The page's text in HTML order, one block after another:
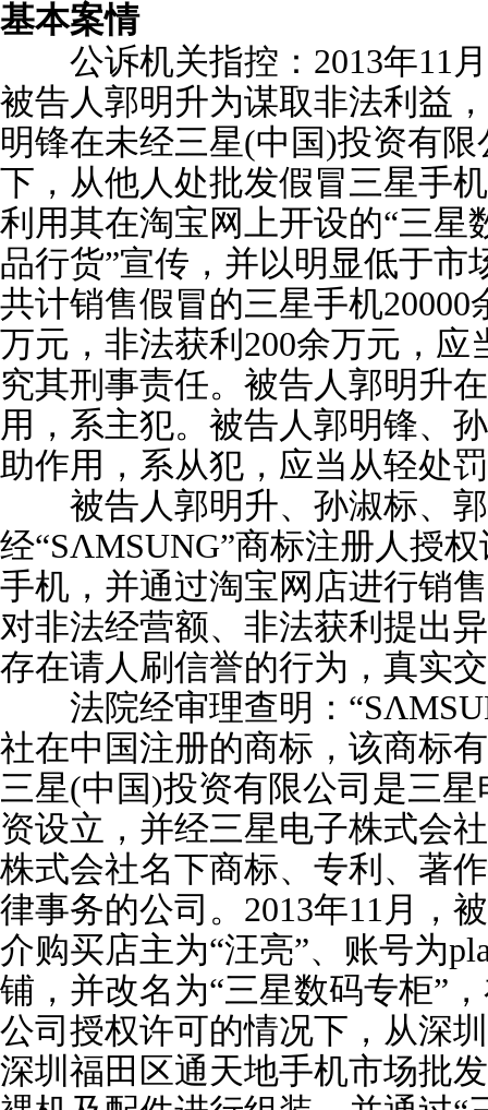
基本案情
公诉机关指控：2013年11月
被告人郭明升为谋取非法利益
明锋在未经三星(中国)投资有
下，从他人处批发假冒三星手
利用其在淘宝网上开设的“三星
品行货”宣传，并以明显低于市
共计销售假冒的三星手机20000
万元，非法获利200余万元，
究其刑事责任。被告人郭明升
用，系主犯。被告人郭明锋、
助作用，系从犯，应当从轻处
被告人郭明升、孙淑标、郭
经“SΛMSUNG”商标注册人授
手机，并通过淘宝网店进行销
对非法经营额、非法获利提出
存在请人刷信誉的行为，真实
法院经审理查明：
社在中国注册的商标，该商标
三星(中国)投资有限公司是三
资设立，并经三星电子株式会
株式会社名下商标、专利、著
律事务的公司。2013年11月，
介购买店主为“汪亮”、账号为
铺，并改名为“三星数码专柜”
公司授权许可的情况下，从深
深圳福田区通天地手机市场批